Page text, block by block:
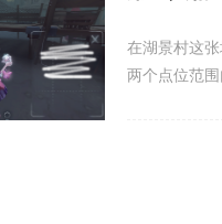
在湖景村这
两个点位范